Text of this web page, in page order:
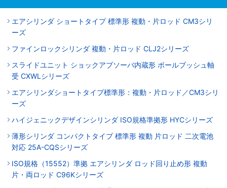
エアシリンダ ショートタイプ 標準形 複動・片ロッド CM3シリ
ーズ
ファインロックシリンダ 複動・片ロッド CLJ2シリーズ
スライドユニット ショックアブソーバ内蔵形 ボールブッシュ軸
受 CXWLシリーズ
エアシリンダショートタイプ標準形：複動・片ロッド／CM3シリ
ーズ
ハイジェニックデザインシリンダ ISO規格準拠形 HYCシリーズ
薄形シリンダ コンパクトタイプ 標準形 複動 片ロッド 二次電池
対応 25A-CQSシリーズ
ISO規格（15552）準拠 エアシリンダ ロッド回り止め形 複動
片・両ロッド C96Kシリーズ